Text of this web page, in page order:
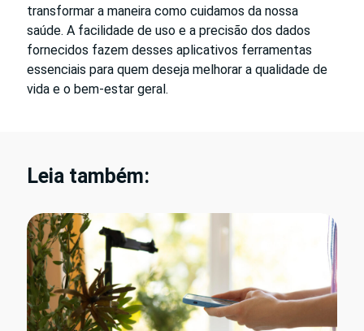
transformar a maneira como cuidamos da nossa
saúde. A facilidade de uso e a precisão dos dados
fornecidos fazem desses aplicativos ferramentas
essenciais para quem deseja melhorar a qualidade de
vida e o bem-estar geral.
Leia também: